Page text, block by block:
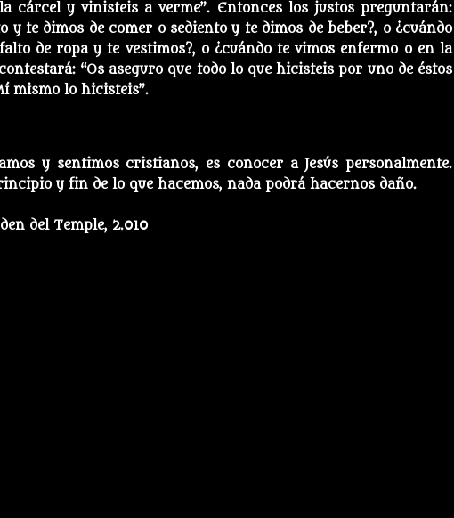
cárcel y vinisteis a verme”. Entonces los justos preguntarán:
y te dimos de comer o sediento y te dimos de beber?, o ¿cuándo
de ropa y te vestimos?, o ¿cuándo te vimos enfermo o en la
“Os aseguro que todo lo que hicisteis por uno de éstos
mismo lo hicisteis”.
y sentimos cristianos, es conocer a Jesús personalmente.
y fin de lo que hacemos, nada podrá hacernos daño.
del Temple, 2.010